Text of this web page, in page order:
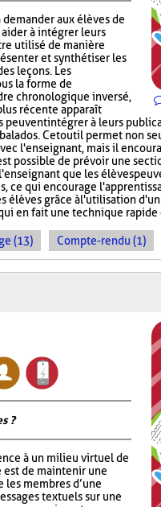
demander aux élèves de
à intégrer leurs
utilisé de manière
et synthétiser les
leçons. Les
la forme de
chronologique inversé,
récente apparaît
peuvent intégrer à leurs
Cet outil permet non
l'enseignant, mais il
possible de prévoir une
que les élèves
ce qui encourage
élèves grâce à l'utilisation
en fait une technique
(13) Compte-rendu (1)
?
à un milieu virtuel de
est de maintenir une
membres d’une
textuels sur une